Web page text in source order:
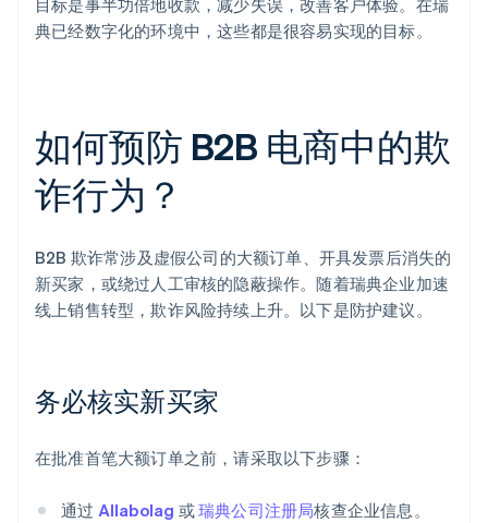
目标是事半功倍地收款，减少失误，改善客户体验。在瑞
典已经数字化的环境中，这些都是很容易实现的目标。
如何预防 B2B 电商中的欺
诈行为？
B2B 欺诈常涉及虚假公司的大额订单、开具发票后消失的
新买家，或绕过人工审核的隐蔽操作。随着瑞典企业加速
线上销售转型，欺诈风险持续上升。以下是防护建议。
务必核实新买家
在批准首笔大额订单之前，请采取以下步骤：
通过 Allabolag 或瑞典公司注册局核查企业信息。